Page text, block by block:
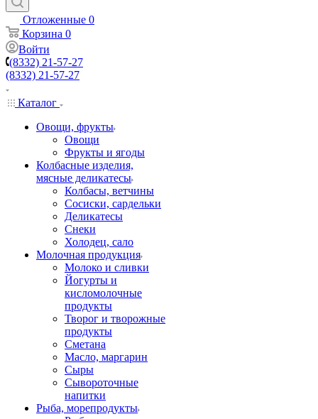
Отложенные 0
Корзина 0
Войти
(8332) 21-57-27
(8332) 21-57-27
Каталог
Овощи, фрукты
Овощи
Фрукты и ягоды
Колбасные изделия,
мясные деликатесы
Колбасы, ветчины
Сосиски, сардельки
Деликатесы
Снеки
Холодец, сало
Молочная продукция
Молоко и сливки
Йогурты и
кисломолочные
продукты
Творог и творожные
продукты
Сметана
Масло, маргарин
Сыры
Сывороточные
напитки
Рыба, морепродукты